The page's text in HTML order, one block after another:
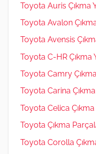
Toyota Auris Çıkma
Toyota Avalon
Toyota Avensis
Toyota C-HR Çıkma
Toyota Camry
Toyota Carina
Toyota Celica
Toyota Çıkma
Toyota Corolla